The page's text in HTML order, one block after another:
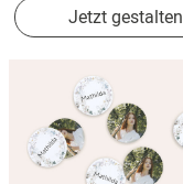
Jetzt gestalten